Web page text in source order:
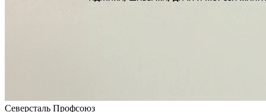
Северсталь Профсоюз